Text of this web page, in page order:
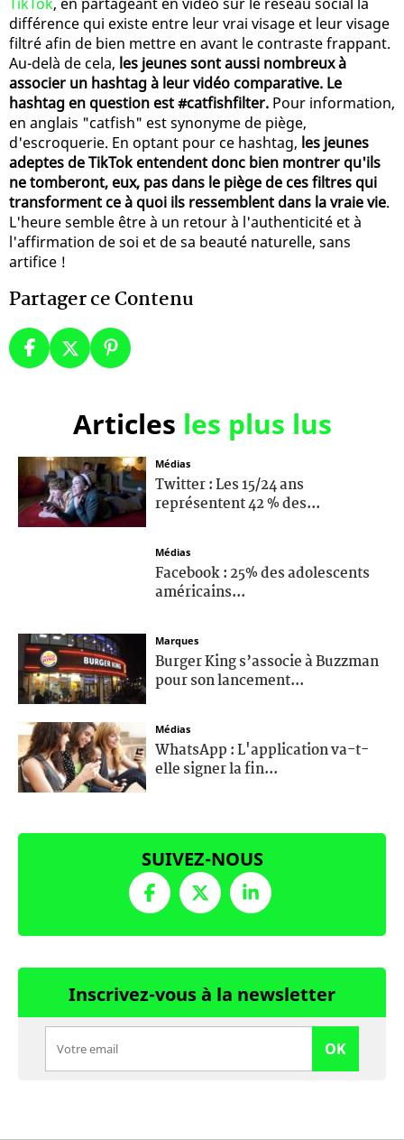
différence qui existe entre leur vrai visage et leur visage
filtré afin de bien mettre en avant le contraste frappant.
Au-delà de cela, les jeunes sont aussi nombreux à
associer un hashtag à leur vidéo comparative. Le
hashtag en question est #catfishfilter. Pour information,
en anglais "catfish" est synonyme de piège,
d'escroquerie. En optant pour ce hashtag, les jeunes
adeptes de TikTok entendent donc bien montrer qu'ils
ne tomberont, eux, pas dans le piège de ces filtres qui
transforment ce à quoi ils ressemblent dans la vraie vie.
L'heure semble être à un retour à l'authenticité et à
l'affirmation de soi et de sa beauté naturelle, sans
artifice !
Partager ce Contenu
Articles les plus lus
Médias
Twitter : Les 15/24 ans
représentent 42 % des...
Médias
Facebook : 25% des adolescents
américains...
Marques
Burger King s’associe à Buzzman
pour son lancement...
Médias
WhatsApp : L'application va-t-
elle signer la fin...
SUIVEZ-NOUS
Inscrivez-vous à la newsletter
OK